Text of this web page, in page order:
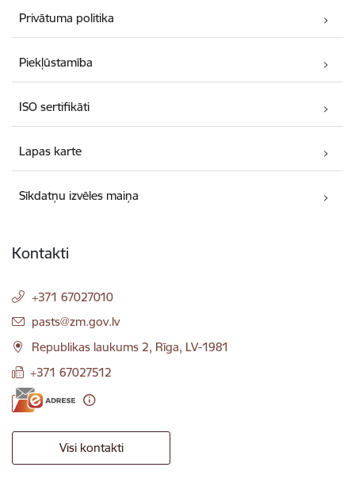
Privātuma politika
Piekļūstamība
ISO sertifikāti
Lapas karte
Sīkdatņu izvēles maiņa
Kontakti
+371 67027010
E-pasts:
pasts@zm.gov.lv
Republikas laukums 2, Rīga, LV-1981
+371 67027512
Visi kontakti